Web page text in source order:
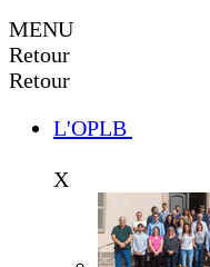
MENU
Retour
Retour
L'OPLB
X